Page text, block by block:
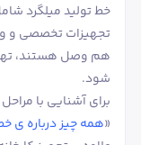
خط تولید میلگرد
تجهیزات تخصصی و
هم وصل هستند،
شود.
برای آشنایی با
«همه چیز درباره ی